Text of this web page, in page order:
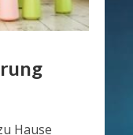
Hause